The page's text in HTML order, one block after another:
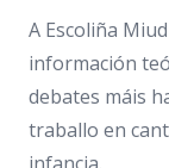
A Escoliña
información
debates máis
traballo en
infancia.